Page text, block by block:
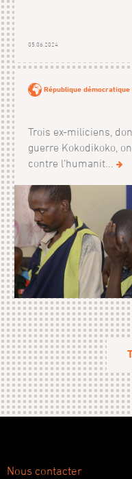
05.06.2024
République démocratique
Trois ex-miliciens,
guerre Kokodikoko,
contre l’humanit...
Nous contacter